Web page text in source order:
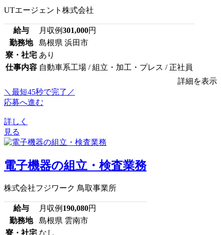
UTエージェント株式会社
給与 月収例301,000円
勤務地
島根県 浜田市
寮・社宅 あり
仕事内容 自動車系工場 / 組立・加工・プレス / 正社員
詳細を表示
＼最短45秒で完了／
応募へ進む
詳しく
見る
電子機器の組立・検査業務
株式会社フジワーク 鳥取事業所
給与 月収例 190,080円
勤務地
島根県 雲南市
寮・社宅 なし